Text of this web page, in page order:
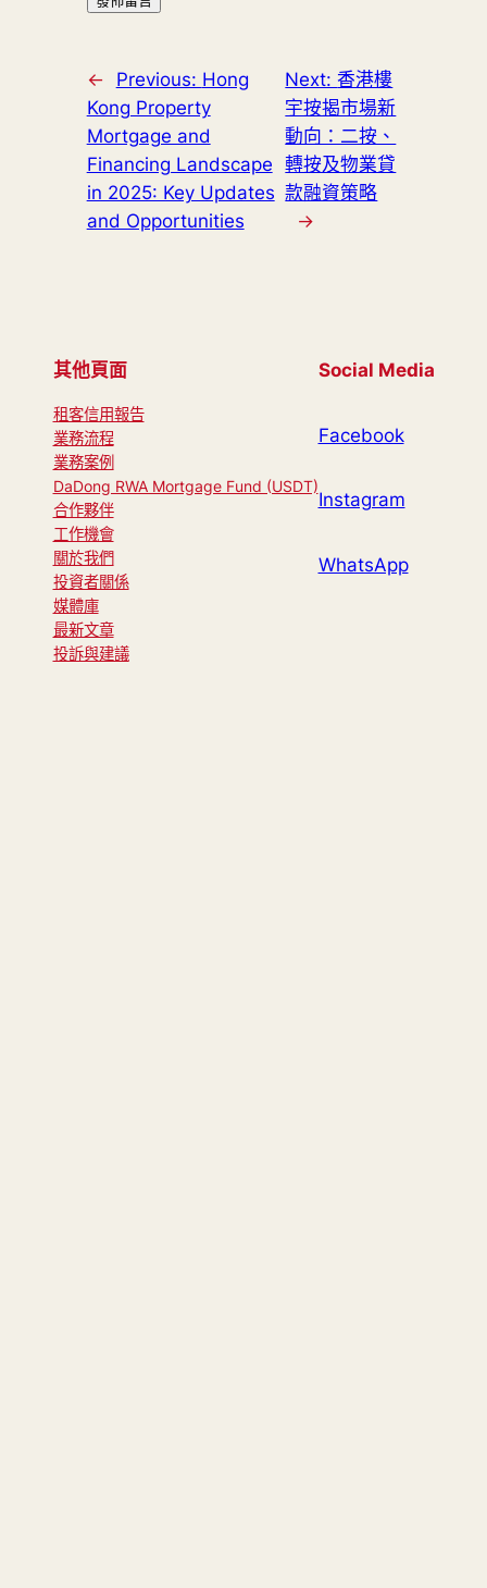
← Previous: Hong
Kong Property
Mortgage and
Financing Landscape
in 2025: Key Updates
and Opportunities
Next:香港樓
宇按揭市場新
動向：二按、
轉按及物業貸
款融資策略
→
其他頁面
租客信用報告
業務流程
業務案例
DaDong RWA Mortgage Fund (USDT)
合作夥伴
工作機會
關於我們
投資者關係
媒體庫
最新文章
投訴與建議
Social Media
Facebook
Instagram
WhatsApp